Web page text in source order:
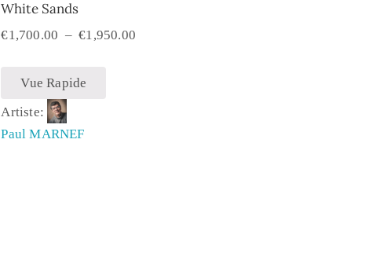
White Sands
€1,700.00 – €1,950.00
Vue Rapide
Artiste:
Paul MARNEF